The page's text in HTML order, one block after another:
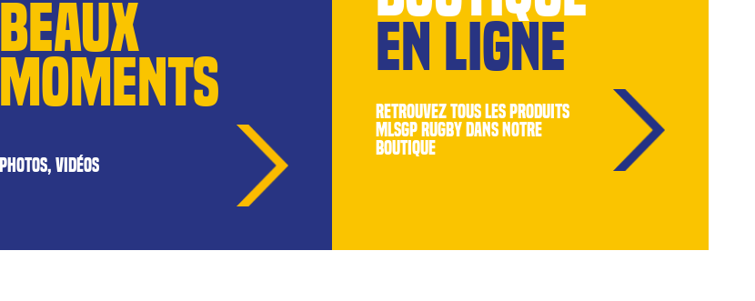
BEAUX
MOMENTS
PHOTOS, VIDÉOS
EN LIGNE
retrouvez tous les produits
MLSGP Rugby dans notre
boutique